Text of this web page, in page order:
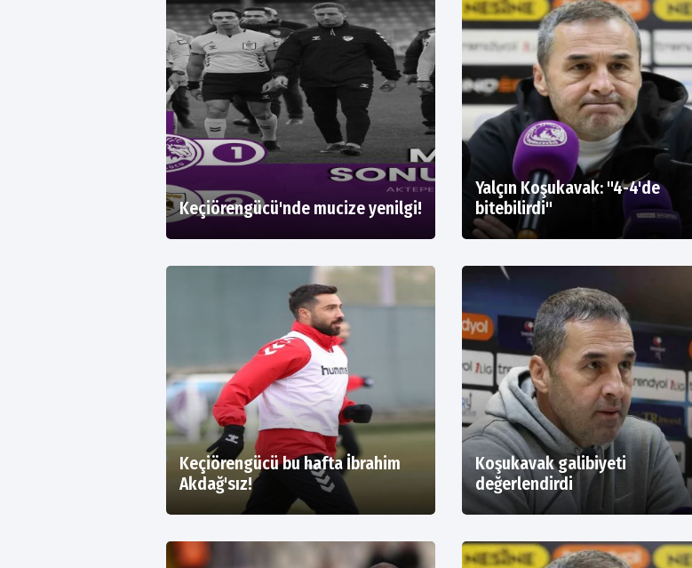
Keçiörengücü'nde mucize yenilgi!
Yalçın Koşukavak: "4-4'de
bitebilirdi"
Keçiörengücü bu hafta İbrahim
Akdağ'sız!
Koşukavak galibiyeti
değerlendirdi